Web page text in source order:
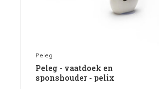
Peleg
Peleg - vaatdoek en
sponshouder - pelix